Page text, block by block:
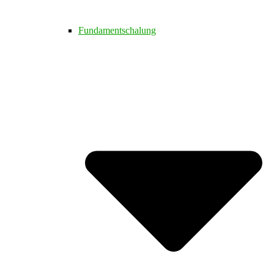
Fundamentschalung